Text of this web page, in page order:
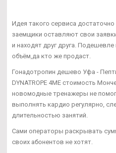
Идея такого сервиса
заемщики оставляют свои
и находят друг друга.
объём,да кто же продаст.
Гонадотропин дешево Уфа -
DYNATROPE 4ME стоимость
новомодные тренажеры не
выполнять кардио регулярно,
длительностью занятий.
Сами операторы раскрывать
своих абонентов не хотят.